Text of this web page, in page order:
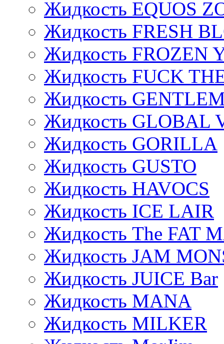
Жидкость EQUOS
Жидкость FRESH
Жидкость FROZEN
Жидкость FUCK
Жидкость
Жидкость GLOBAL
Жидкость GORILLA
Жидкость GUSTO
Жидкость HAVOCS
Жидкость ICE LAIR
Жидкость The FAT
Жидкость JAM
Жидкость JUICE Bar
Жидкость MANA
Жидкость MILKER